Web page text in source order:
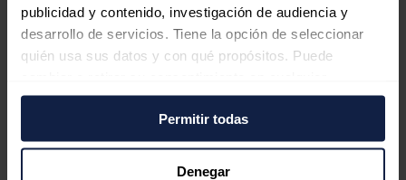
publicidad y contenido, investigación de audiencia y
desarrollo de servicios. Tiene la opción de seleccionar
quién usa sus datos y con qué propósitos. Puede
momento desde la Declaración de cookies o clicando en
el Menú de consentimiento.
Si lo permite, también quisiéramos:
Permitir todas
Denegar
El Gobierno convoca esta tarde la
primera reunión de la comisión de
análisis para investigar el apagón